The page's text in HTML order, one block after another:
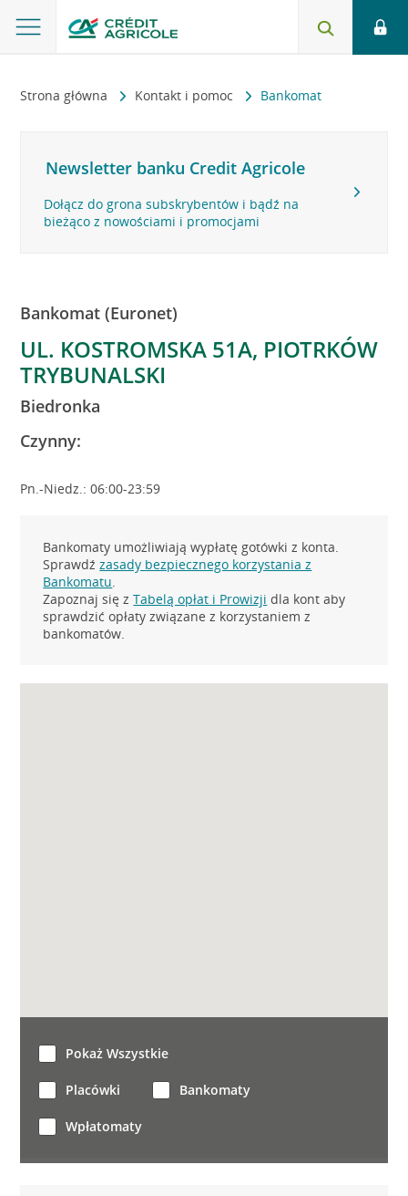
Strona główna Kontakt i pomoc Bankomat
Newsletter banku Credit Agricole
Dołącz do grona subskrybentów i bądź na
bieżąco z nowościami i promocjami
Bankomat (Euronet)
UL. KOSTROMSKA 51A, PIOTRKÓW
TRYBUNALSKI
Biedronka
Czynny:
Pn.-Niedz.: 06:00-23:59
Bankomaty umożliwiają wypłatę gotówki z konta.
Sprawdźzasady bezpiecznego korzystania z
Bankomatu.
Zapoznaj się zTabelą opłat i Prowizji dla kont aby
sprawdzić opłaty związane z korzystaniem z
bankomatów.
Pokaż Wszystkie
Placówki Bankomaty
Wpłatomaty